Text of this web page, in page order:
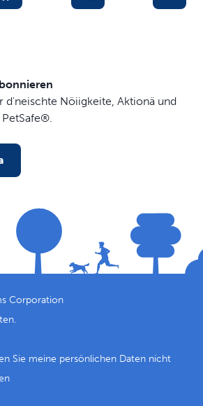
d'neischte Nöiigkeite, Aktionä und
Corporation
Sie meine persönlichen Daten nicht